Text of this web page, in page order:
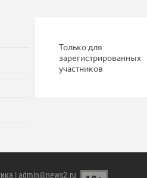
Только для
зарегистрированных
участников
| admin@news2.ru